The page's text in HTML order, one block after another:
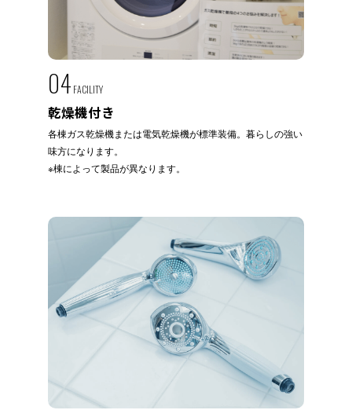
04 FACILITY
乾燥機付き
各棟ガス乾燥機または電気乾燥機が標準装備。暮らしの強い
味方になります。
※棟によって製品が異なります。